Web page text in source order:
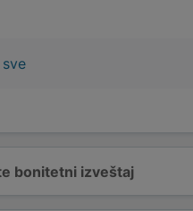
bonitetni izveštaj